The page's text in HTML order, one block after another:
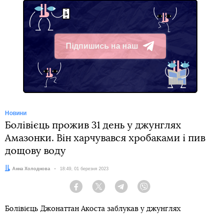
Підпишись на наш
Telegram
Новини
Болівієць прожив 31 день у джунглях
Амазонки. Він харчувався хробаками і пив
дощову воду
Автор:
Анна Холоднова Дата:
18:49, 01 березня 2023
Facebook Twitter Telegram
Болівієць Джонаттан Акоста заблукав у джунглях